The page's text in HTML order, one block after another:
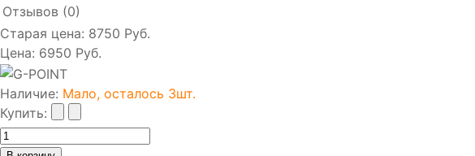
Отзывов (0)
Старая цена: 8750 Руб.
Цена: 6950 Руб.
Наличие: Мало, осталось 3шт.
Купить: